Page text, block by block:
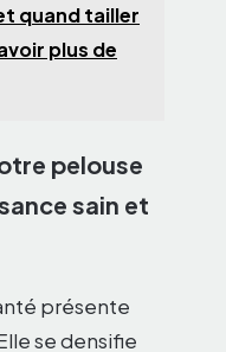
quand tailler
plus de
pelouse
sain et
présente
se densifie